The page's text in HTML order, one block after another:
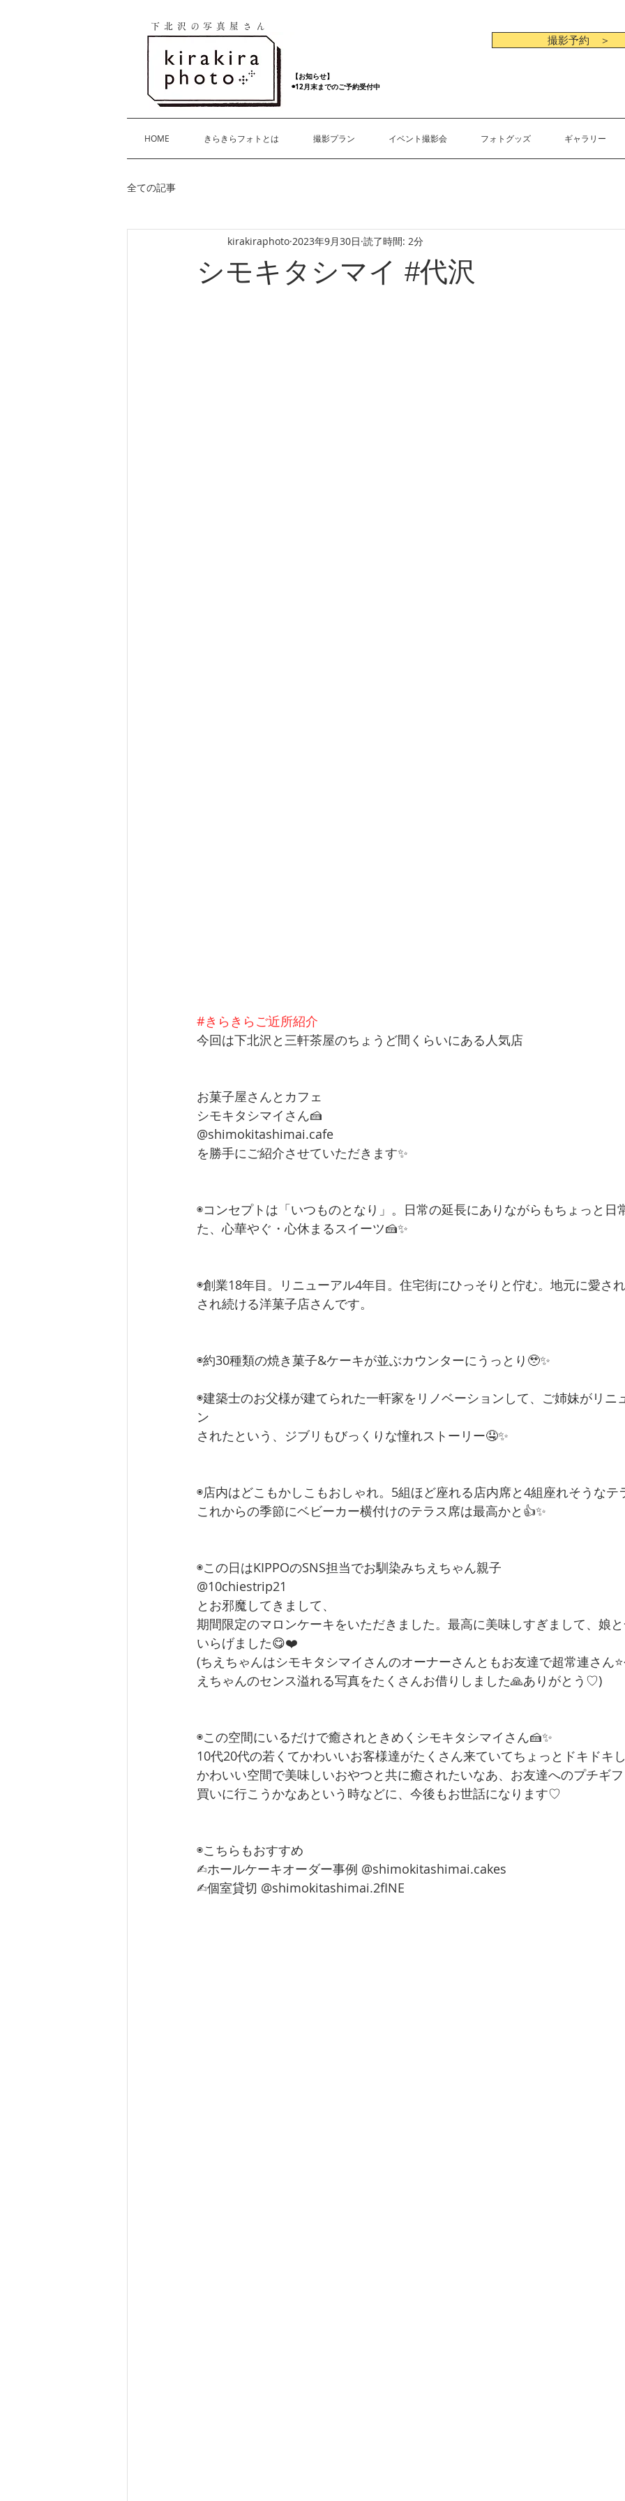
下北沢の写真屋さん
【お知らせ】
◉12月末までのご予約受付中
撮影予約 ＞
HOME きらきらフォトとは 撮影プラン イベント撮影会 フォトグッズ ギャラリー
全ての記事
シモキタシマイ #代沢
kirakiraphoto 2023年9月30日 読了時間: 2分
#きらきらご近所紹介
今回は下北沢と三軒茶屋のちょうど間くらいにある人気店
お菓子屋さんとカフェ
シモキタシマイさん🍰
@shimokitashimai.cafe
を勝手にご紹介させていただきます✨
◉コンセプトは「いつものとなり」。日常の延長にありながらもちょっと日
た、心華やぐ・心休まるスイーツ🍰✨
◉創業18年目。リニューアル4年目。住宅街にひっそりと佇む。地元に愛さ
され続ける洋菓子店さんです。
◉約30種類の焼き菓子&ケーキが並ぶカウンターにうっとり🥹✨
◉建築士のお父様が建てられた一軒家をリノベーションして、ご姉妹がリニ
ン
⁡されたという、ジブリもびっくりな憧れストーリー🤤✨
◉店内はどこもかしこもおしゃれ。5組ほど座れる店内席と4組座れそうなテ
これからの季節にベビーカー横付けのテラス席は最高かと👍✨
◉この日はKIPPOのSNS担当でお馴染みちえちゃん親子
@10chiestrip21
とお邪魔してきまして、
期間限定のマロンケーキをいただきました。最高に美味しすぎまして、娘
いらげました😋❤️
(ちえちゃんはシモキタシマイさんのオーナーさんともお友達で超常連さん
えちゃんのセンス溢れる写真をたくさんお借りしました🙏ありがとう♡)
◉この空間にいるだけで癒されときめくシモキタシマイさん🍰✨
10代20代の若くてかわいいお客様達がたくさん来ていてちょっとドキドキし
かわいい空間で美味しいおやつと共に癒されたいなあ、お友達へのプチギ
買いに行こうかなあという時などに、今後もお世話になります♡
◉こちらもおすすめ
✍︎︎ホールケーキオーダー事例 @shimokitashimai.cakes
✍︎︎個室貸切 @shimokitashimai.2fINE